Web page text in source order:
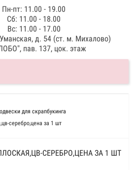
Пн-пт: 11.00 - 19.00
Сб: 11.00 - 18.00
Вс: 11.00 - 17.00
д. 54 (ст. м. Михалово)
пав. 137, цок. этаж
для скрапбукинга
серебро,цена за 1 шт
СЕРЕБРО,ЦЕНА ЗА 1 ШТ